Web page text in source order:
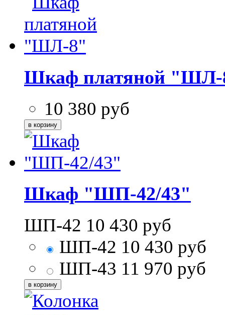
Шкаф платяной
10 380 руб
Шкаф "ШП-42/43"
ШП-42 10 430 руб
ШП-42 10 430 руб
ШП-43 11 970 руб